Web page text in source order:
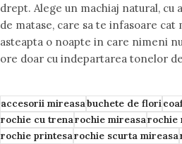
drept. Alege un machiaj natural, cu
de matase, care sa te infasoare cat
asteapta o noapte in care nimeni
ore doar cu indepartarea tonelor
accesorii mireasabuchete de flori
rochie cu trenarochie mireasarochie
rochie printesarochie scurta mireasa